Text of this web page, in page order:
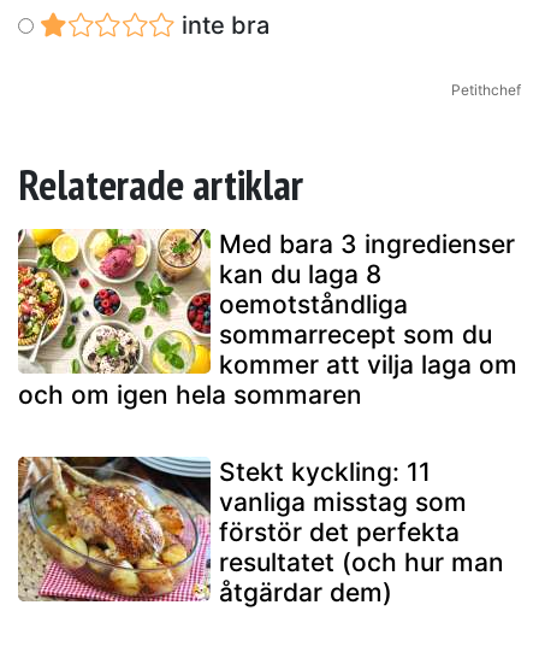
inte bra
Petithchef
Relaterade artiklar
Med bara 3 ingredienser
kan du laga 8
oemotståndliga
sommarrecept som du
kommer att vilja laga om
och om igen hela sommaren
Stekt kyckling: 11
vanliga misstag som
förstör det perfekta
resultatet (och hur man
åtgärdar dem)